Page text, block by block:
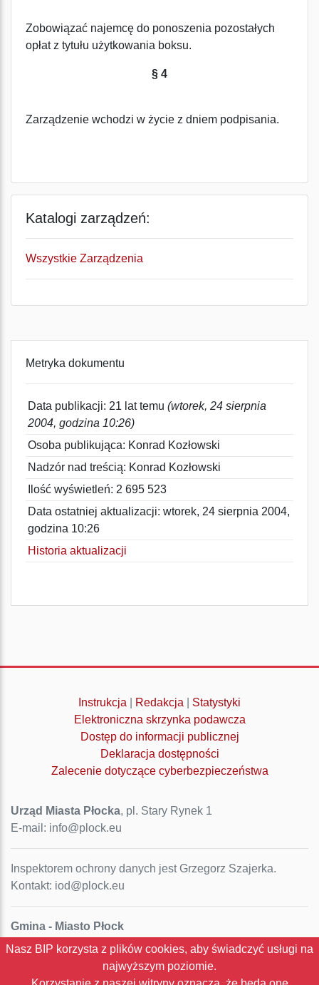
Zobowiązać najemcę do ponoszenia pozostałych
opłat z tytułu użytkowania boksu.
§ 4
Zarządzenie wchodzi w życie z dniem podpisania.
Katalogi zarządzeń:
Wszystkie Zarządzenia
Metryka dokumentu
Data publikacji: 21 lat temu (wtorek, 24 sierpnia
2004, godzina 10:26)
Osoba publikująca: Konrad Kozłowski
Nadzór nad treścią: Konrad Kozłowski
Ilość wyświetleń: 2 695 523
Data ostatniej aktualizacji: wtorek, 24 sierpnia 2004,
godzina 10:26
Historia aktualizacji
Instrukcja Redakcja
Statystyki
Elektroniczna skrzynka podawcza
Dostęp do informacji publicznej
Deklaracja dostępności
Zalecenie dotyczące cyberbezpieczeństwa
Urząd Miasta Płocka, pl. Stary Rynek 1
E-mail: info@plock.eu
Inspektorem ochrony danych jest Grzegorz Szajerka.
Kontakt: iod@plock.eu
Gmina - Miasto Płock
Pl. Stary Rynek 1
NIP: 774-31-35-712
Nasz BIP korzysta z plików cookies, aby świadczyć usługi na
najwyższym poziomie.